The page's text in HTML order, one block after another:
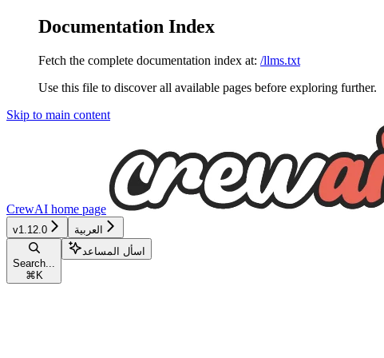
Documentation Index
Fetch the complete documentation index at: /llms.txt
Use this file to discover all available pages before exploring further.
Skip to main content
CrewAI home page
v1.12.0 العربية
Search...
⌘ K
اسأل المساعد